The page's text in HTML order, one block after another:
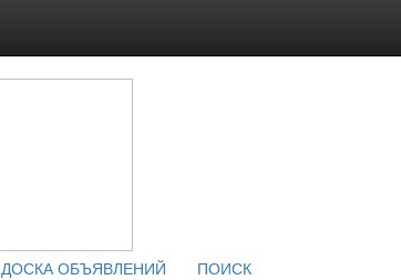
ДОСКА ОБЪЯВЛЕНИЙ
ПОИСК